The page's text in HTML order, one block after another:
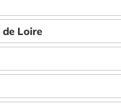
de Loire